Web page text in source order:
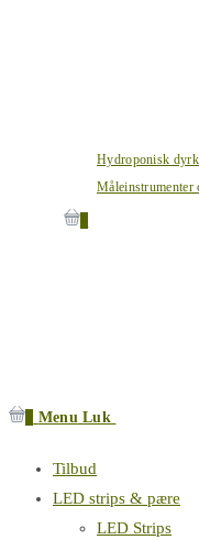
Hydroponisk
Måleinstrumenter
Menu Luk
Tilbud
LED strips & pære
LED Strips